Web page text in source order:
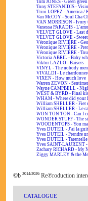
Tom JONES - Green
Tony STEFANIDIS -
Trini LOPEZ - America /
Van McCOY - Soul Cha
VAN MORRISON - Ivory
Vanessa PARADIS -
VELVET GLOVE - Last
VELVET GLOVE - Sweet
Véronique RIVIÈRE -
Véronique RIVIÈRE -
Véronique RIVIÈRE -
Victoria ABRIL - Baby
Viktor LAZLO - Baisers
VINYL - The nobody
VIVALDI - Le
VIXEN - How much love
Warren ZEVON -
Wayne CAMPBELL -
WEST & BYRD - Final
WHAM - Where did your
William SHELLER - Fier
William SHELLER - Le
WON TON TON - Can I
WONDER STUFF - The
WOODENTOPS - You
Yves DUTEIL - J'ai la
Yves DUTEIL - Prendre
Yves DUTEIL - Tarentelle
Yves SAINT-LAURENT -
Zachary RICHARD - My
Ziggy MARLEY & the
©b 2014/2026 Re℗roduction
CATALOGUE